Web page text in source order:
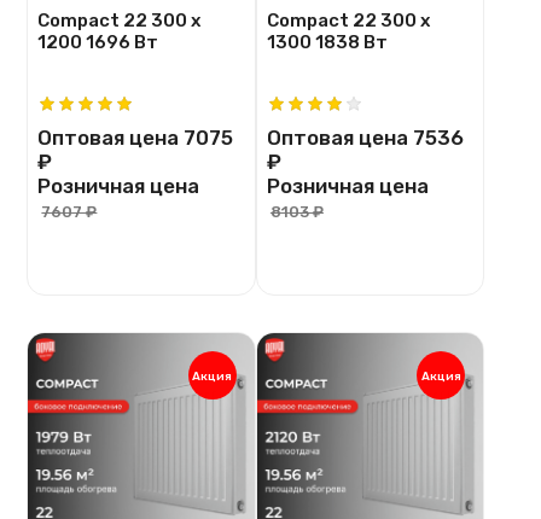
Compact 22 300 х
1200 1696 Вт
Оптовая цена 7075
₽
Розничная цена
7607 ₽
Compact 22 300 х
1300 1838 Вт
Оптовая цена 7536
₽
Розничная цена
8103 ₽
Акция Акция